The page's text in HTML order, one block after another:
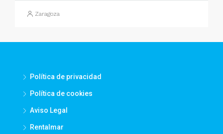
Zaragoza
Política de privacidad
Política de cookies
Aviso Legal
Rentalmar